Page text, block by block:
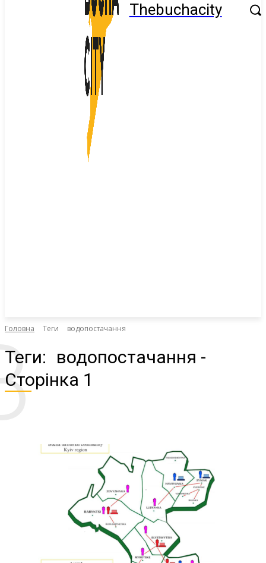
Thebuchacity
Головна Теги водопостачання
Теги: водопостачання -
Сторінка 1